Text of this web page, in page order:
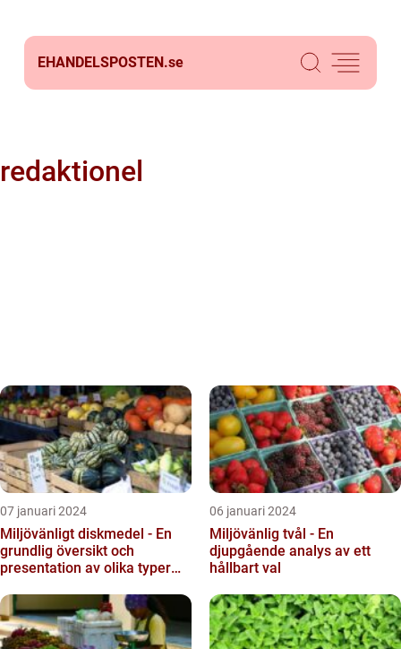
EHANDELSPOSTEN.se
redaktionel
07 januari 2024
Miljövänligt diskmedel - En
grundlig översikt och
presentation av olika typer
06 januari 2024
Miljövänlig tvål - En
djupgående analys av ett
hållbart val